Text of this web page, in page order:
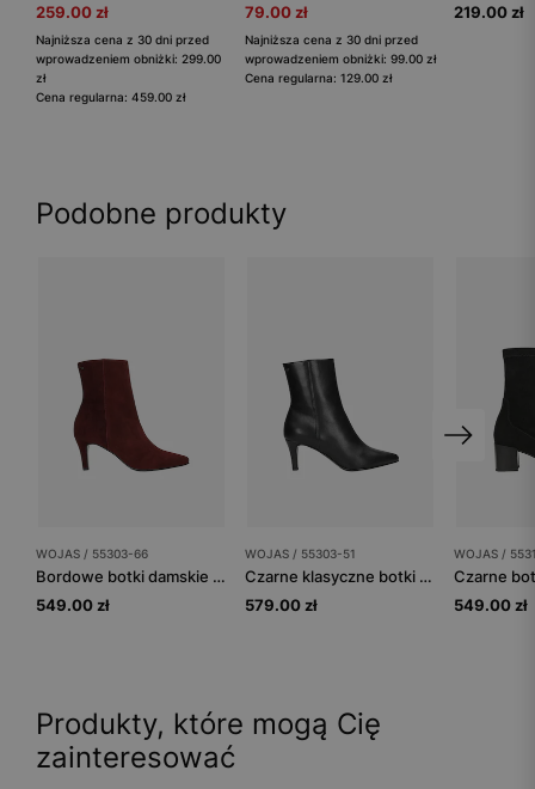
259.00 zł
Najniższa cena z 30 dni przed
wprowadzeniem obniżki: 299.00
zł
Cena regularna: 459.00 zł
79.00 zł
Najniższa cena z 30 dni przed
wprowadzeniem obniżki: 99.00 zł
Cena regularna: 129.00 zł
219.00 zł
Podobne produkty
WOJAS / 55303-66
Bordowe botki damskie na niskim obcasie
549.00 zł
WOJAS / 55303-51
Czarne klasyczne botki damskie na szpilce
579.00 zł
WOJAS /
549.00 zł
Produkty, które mogą Cię
zainteresować